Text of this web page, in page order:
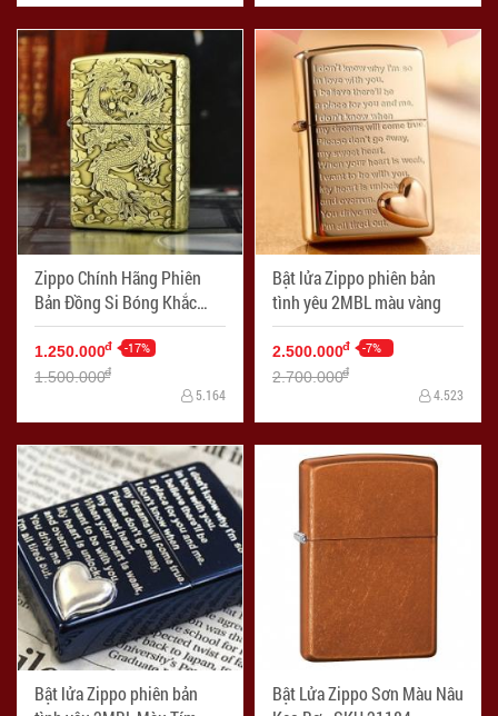
Zippo Chính Hãng Phiên
Bản Đồng Si Bóng Khắc
Rồng Bay Trên Mây
1.250.000đ -17%
1.500.000đ
5.164
Bật lửa Zippo phiên bản
tình yêu 2MBL màu vàng
2.500.000đ -7%
2.700.000đ
4.523
Bật lửa Zippo phiên bản
Bật Lửa Zippo Sơn Màu Nâu